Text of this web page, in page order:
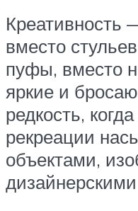
Креативность
вместо
пуфы, вместо
яркие и
редкость,
рекреации
объектами,